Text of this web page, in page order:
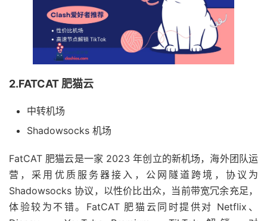
2.FATCAT 肥猫云
中转机场
Shadowsocks 机场
FatCAT 肥猫云是一家 2023 年创立的新机场，海外团队运
营，采用优质服务器接入，公网隧道跨境，协议为
Shadowsocks 协议，以性价比出众，当前带宽冗余充足，
体验较为不错。FatCAT 肥猫云同时提供对 Netflix、